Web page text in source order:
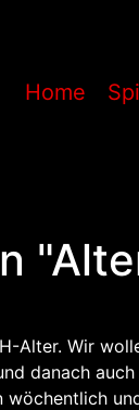
Home
Alter. Wir
danach
wöchentlich